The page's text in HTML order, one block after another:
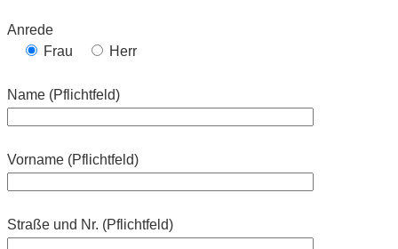
Anrede
Frau
Herr
Name (Pflichtfeld)
Vorname (Pflichtfeld)
Straße und Nr. (Pflichtfeld)